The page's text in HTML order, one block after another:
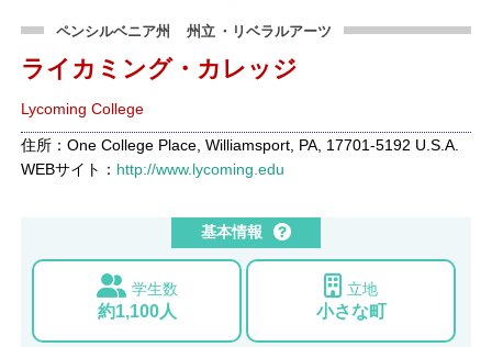
ペンシルベニア州 州立 ・リベラルアーツ
ライカミング・カレッジ
Lycoming College
住所：One College Place, Williamsport, PA, 17701-5192 U.S.A.
WEBサイト： http://www.lycoming.edu
基本情報
学生数
約1,100人
立地
小さな町